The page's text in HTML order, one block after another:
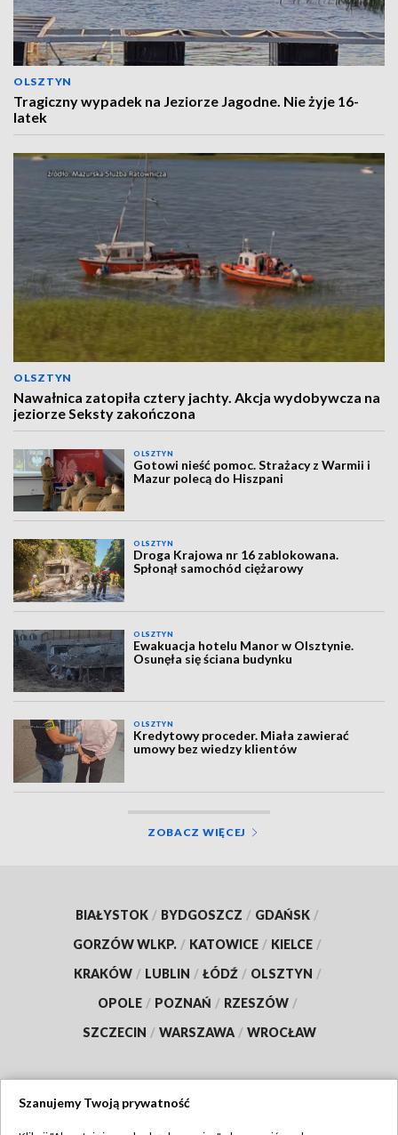
OLSZTYN
Tragiczny wypadek na Jeziorze Jagodne. Nie żyje 16-
latek
OLSZTYN
Nawałnica zatopiła cztery jachty. Akcja wydobywcza na
jeziorze Seksty zakończona
OLSZTYN
Gotowi nieść pomoc. Strażacy z Warmii i
Mazur polecą do Hiszpani
OLSZTYN
Droga Krajowa nr 16 zablokowana.
Spłonął samochód ciężarowy
OLSZTYN
Ewakuacja hotelu Manor w Olsztynie.
Osunęła się ściana budynku
OLSZTYN
Kredytowy proceder. Miała zawierać
umowy bez wiedzy klientów
ZOBACZ WIĘCEJ
BIAŁYSTOK / BYDGOSZCZ / GDAŃSK /
GORZÓW WLKP. / KATOWICE / KIELCE /
KRAKÓW / LUBLIN / ŁÓDŹ / OLSZTYN /
OPOLE / POZNAŃ / RZESZÓW /
SZCZECIN / WARSZAWA / WROCŁAW
Szanujemy Twoją prywatność